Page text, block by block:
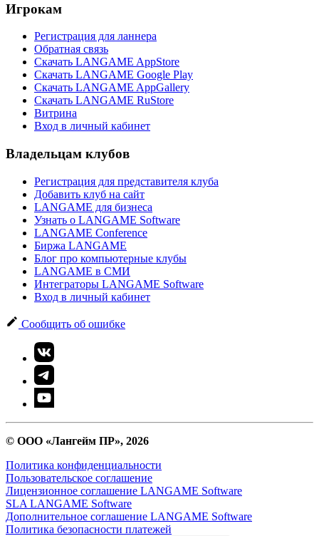
Игрокам
Регистрация для ланнера
Обратная связь
Скачать LANGAME AppStore
Скачать LANGAME Google Play
Скачать LANGAME AppGallery
Скачать LANGAME RuStore
Витрина
Вход в личный кабинет
Владельцам клубов
Регистрация для представителя клуба
Добавить клуб на сайт
LANGAME для бизнеса
Узнать о LANGAME Software
LANGAME Conference
Биржа LANGAME
Блог про компьютерные клубы
LANGAME в СМИ
Интеграторы LANGAME Software
Вход в личный кабинет
Сообщить об ошибке
© ООО «Лангейм ПР», 2026
Политика конфиденциальности
Пользовательское соглашение
Лицензионное соглашение LANGAME Software
SLA LANGAME Software
Дополнительное соглашение LANGAME Software
Политика безопасности платежей